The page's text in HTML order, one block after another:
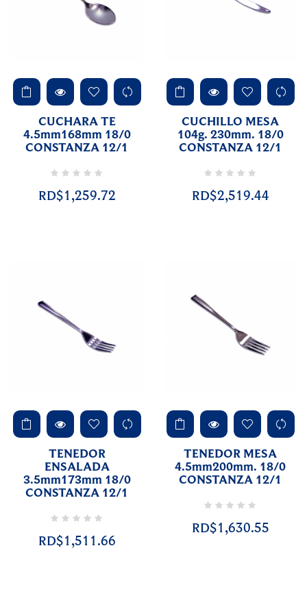
CUCHARA TE
4.5mm168mm 18/0
CONSTANZA 12/1
RD$1,259.72
CUCHILLO MESA
104g. 230mm. 18/0
CONSTANZA 12/1
RD$2,519.44
TENEDOR
ENSALADA
3.5mm173mm 18/0
CONSTANZA 12/1
RD$1,511.66
TENEDOR MESA
4.5mm200mm. 18/0
CONSTANZA 12/1
RD$1,630.55